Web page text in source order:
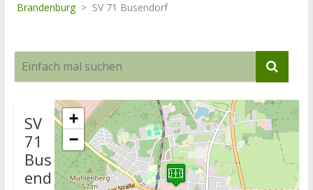
Brandenburg > SV 71 Busendorf
+
−
SV
71
Bus
end